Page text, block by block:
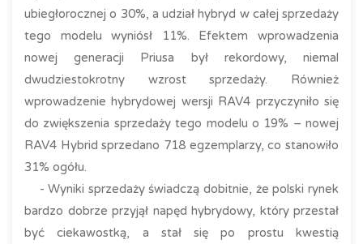
ubiegłorocznej o 30%, a udział hybryd w całej sprzedaży
tego modelu wyniósł 11%. Efektem wprowadzenia
nowej generacji Priusa był rekordowy, niemal
dwudziestokrotny wzrost sprzedaży. Również
wprowadzenie hybrydowej wersji RAV4 przyczyniło się
do zwiększenia sprzedaży tego modelu o 19% – nowej
RAV4 Hybrid sprzedano 718 egzemplarzy, co stanowiło
31% ogółu.
- Wyniki sprzedaży świadczą dobitnie, że polski rynek
bardzo dobrze przyjął napęd hybrydowy, który przestał
być ciekawostką, a stał się po prostu kwestią